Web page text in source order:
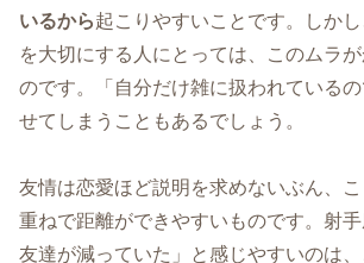
いるから起こりやすいことです。しか
を大切にする人にとっては、このムラ
のです。「自分だけ雑に扱われている
せてしまうこともあるでしょう。
友情は恋愛ほど説明を求めないぶん、
重ねで距離ができやすいものです。射
友達が減っていた」と感じやすいのは